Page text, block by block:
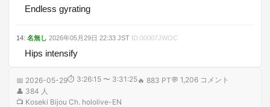
Endless gyrating
14: 名無し 2026年05月29日 22:33 JST ID:00007JWOC
Hips intensify
📅 2026-05-29⏱ 3:26:15 〜 3:31:25🔥 883 PT💬 1,206 コメント
👤 384 人
📺 Koseki Bijou Ch. hololive-EN